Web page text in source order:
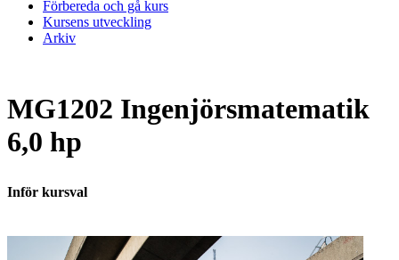
Förbereda och gå kurs
Kursens utveckling
Arkiv
MG1202 Ingenjörsmatematik
6,0 hp
Inför kursval